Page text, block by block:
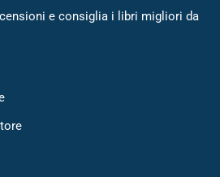
e consiglia i libri migliori da